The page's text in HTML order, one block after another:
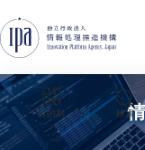
目的別 検索